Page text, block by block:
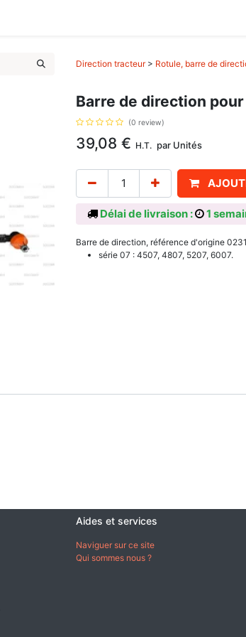
Direction tracteur> Rotule, barre de
Barre de direction
(0 review)
39,08 € H.T. par Unités
Délai de livraison : 1
Barre de direction, référence d'origine
série 07 : 4507, 4807, 5207, 6007.
Aides et services
Naviguer sur ce site
Qui sommes nous ?